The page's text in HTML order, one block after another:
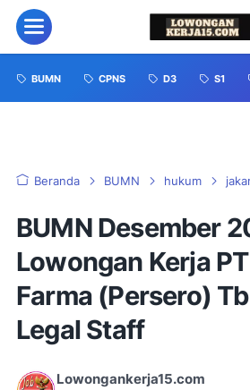
BUMN CPNS D3 S1
Beranda BUMN hukum
BUMN Desember
Lowongan Kerja
Farma (Persero)
Legal Staff
Lowongankerja15.com